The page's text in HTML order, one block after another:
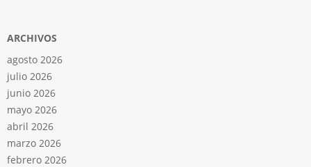
ARCHIVOS
agosto 2026
julio 2026
junio 2026
mayo 2026
abril 2026
marzo 2026
febrero 2026